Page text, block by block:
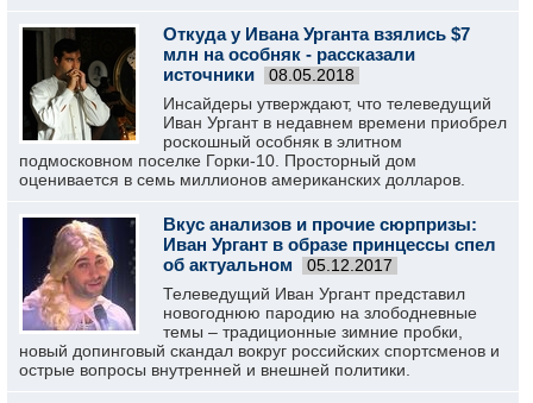
Откуда у Ивана Урганта взялись $7
млн на особняк - рассказали
источники
08.05.2018
Инсайдеры утверждают, что телеведущий
Иван Ургант в недавнем времени приобрел
роскошный особняк в элитном
подмосковном поселке Горки-10. Просторный дом
оценивается в семь миллионов американских долларов.
Вкус анализов и прочие сюрпризы:
Иван Ургант в образе принцессы спел
об актуальном
05.12.2017
Телеведущий Иван Ургант представил
новогоднюю пародию на злободневные
темы – традиционные зимние пробки,
новый допинговый скандал вокруг российских спортсменов и
острые вопросы внутренней и внешней политики.